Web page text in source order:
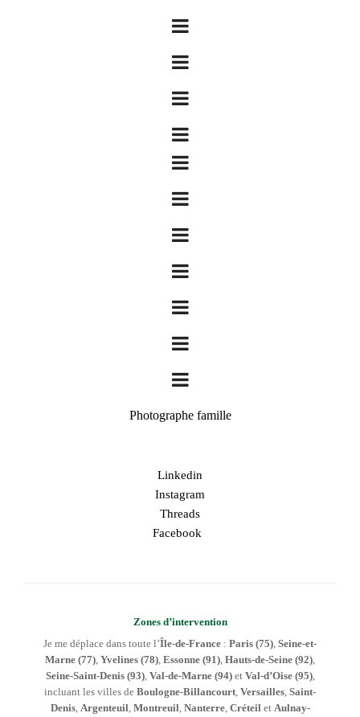
Photographe famille
Linkedin
Instagram
Threads
Facebook
Zones d’intervention
Je me déplace dans toute l’Île-de-France : Paris (75), Seine-et-
Marne (77), Yvelines (78), Essonne (91), Hauts-de-Seine (92),
Seine-Saint-Denis (93), Val-de-Marne (94)et Val-d’Oise (95),
incluant les villes de Boulogne-Billancourt, Versailles, Saint-
Denis, Argenteuil, Montreuil, Nanterre, Créteilet Aulnay-